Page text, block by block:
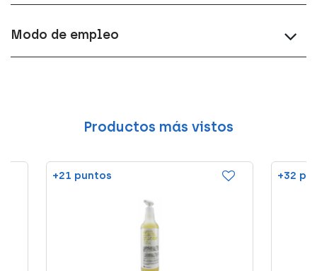
Modo de empleo
Productos más vistos
+21 puntos +32